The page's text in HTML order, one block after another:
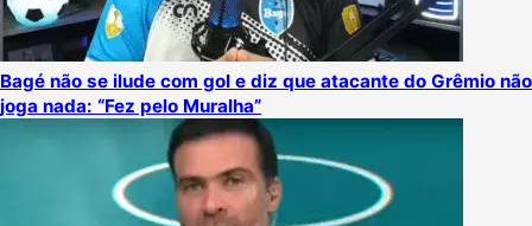
Bagé não se ilude com gol e diz que atacante do Grêmio não
joga nada: “Fez pelo Muralha”